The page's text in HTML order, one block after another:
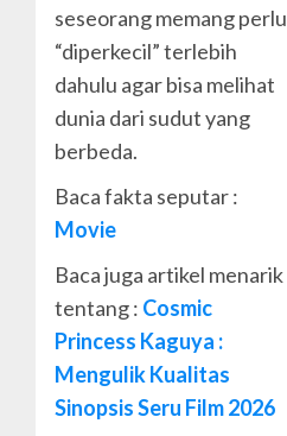
seseorang memang perlu
“diperkecil” terlebih
dahulu agar bisa melihat
dunia dari sudut yang
berbeda.
Baca fakta seputar :
Movie
Baca juga artikel menarik
tentang : Cosmic
Princess Kaguya :
Mengulik Kualitas
Sinopsis Seru Film 2026